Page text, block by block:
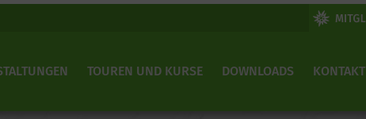
TOUREN UND KURSE DOWNLOADS KONTAKT